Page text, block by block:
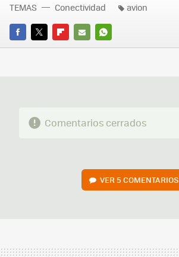
FACEBOOK
TWITTERFLIPBOARD
E-
WHATSAPP
TEMAS Conectividad avion
Comentarios cerrados
VER5 COMENTARIOS